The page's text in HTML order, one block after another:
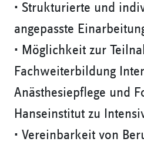
• Strukturierte und
angepasste
• Möglichkeit zur
Fachweiterbildung
Anästhesiepflege und
Hanseinstitut zu
• Vereinbarkeit von